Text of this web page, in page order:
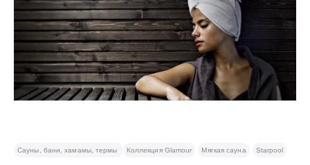
Сауны, бани, хамамы, термы Коллекция Glamour Мягкая сауна Starpool